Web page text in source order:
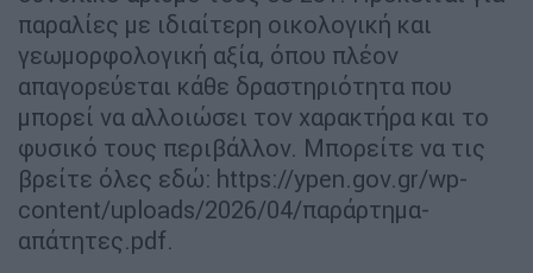
παραλίες με ιδιαίτερη οικολογική και
γεωμορφολογική αξία, όπου πλέον
απαγορεύεται κάθε δραστηριότητα που
μπορεί να αλλοιώσει τον χαρακτήρα και το
φυσικό τους περιβάλλον. Μπορείτε να τις
βρείτε όλες εδώ: https://ypen.gov.gr/wp-
content/uploads/2026/04/παράρτημα-
απάτητες.pdf.